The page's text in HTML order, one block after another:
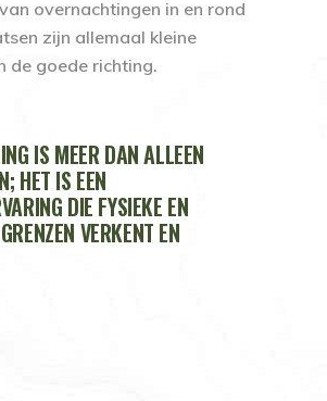
overnachtingen in en rond
zijn allemaal kleine
de goede richting.
IS MEER DAN ALLEEN
HET IS EEN
DIE FYSIEKE EN
VERKENT EN